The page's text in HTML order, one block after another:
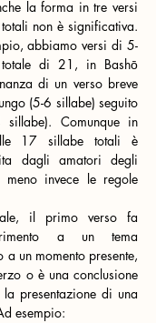
la forma in tre versi
non è significativa.
abbiamo versi di 5-
di 21, in Bashō
di un verso breve
(5-6 sillabe) seguito
Comunque in
17 sillabe totali è
dagli amatori degli
invece le regole
il primo verso fa
a un tema
un momento presente,
o è una conclusione
presentazione di una
esempio: